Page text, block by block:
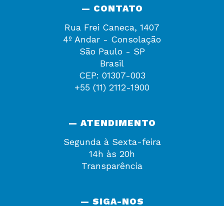
— CONTATO
Rua Frei Caneca, 1407
4º Andar - Consolação
São Paulo - SP
Brasil
CEP: 01307-003
+55 (11) 2112-1900
— ATENDIMENTO
Segunda à Sexta-feira
14h às 20h
Transparência
— SIGA-NOS